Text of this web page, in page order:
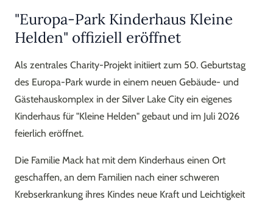
"Europa-Park Kinderhaus Kleine
Helden" offiziell eröffnet
Als zentrales Charity-Projekt initiiert zum 50. Geburtstag
des Europa-Park wurde in einem neuen Gebäude- und
Gästehauskomplex in der Silver Lake City ein eigenes
Kinderhaus für "Kleine Helden" gebaut und im Juli 2026
feierlich eröffnet.
Die Familie Mack hat mit dem Kinderhaus einen Ort
geschaffen, an dem Familien nach einer schweren
Krebserkrankung ihres Kindes neue Kraft und Leichtigkeit